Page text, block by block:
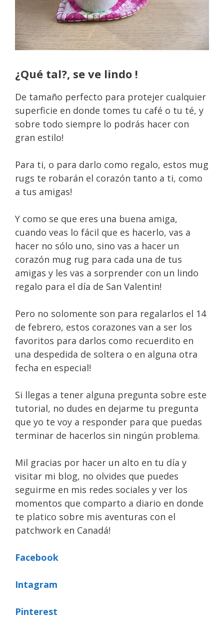
¿Qué tal?, se ve lindo !
De tamaño perfecto para protejer cualquier
superficie en donde tomes tu café o tu té, y
sobre todo siempre lo podrás hacer con
gran estilo!
Para ti, o para darlo como regalo, estos mug
rugs te robarán el corazón tanto a ti, como
a tus amigas!
Y como se que eres una buena amiga,
cuando veas lo fácil que es hacerlo, vas a
hacer no sólo uno, sino vas a hacer un
corazón mug rug para cada una de tus
amigas y les vas a sorprender con un lindo
regalo para el día de San Valentin!
Pero no solomente son para regalarlos el 14
de febrero, estos corazones van a ser los
favoritos para darlos como recuerdito en
una despedida de soltera o en alguna otra
fecha en especial!
Si llegas a tener alguna pregunta sobre este
tutorial, no dudes en dejarme tu pregunta
que yo te voy a responder para que puedas
terminar de hacerlos sin ningún problema.
Mil gracias por hacer un alto en tu día y
visitar mi blog, no olvides que puedes
seguirme en mis redes sociales y ver los
momentos que comparto a diario en donde
te platico sobre mis aventuras con el
patchwork en Canadá!
Facebook
Intagram
Pinterest